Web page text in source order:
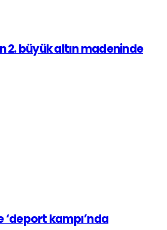
2. büyük altın madeninde
‘deport kampı’nda